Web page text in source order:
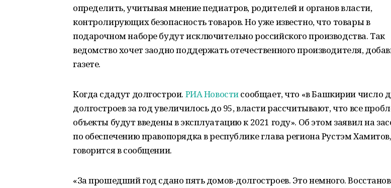
определить, учитывая мнение педиатров, родителей и органов власти,
контролирующих безопасность товаров. Но уже известно, что товары в
подарочном наборе будут исключительно российского производства. Так
ведомство хочет заодно поддержать отечественного производителя,
газете.
Когда сдадут долгострои. РИА Новостисообщает, что «в Башкирии число
долгостроев за год увеличилось до 95, власти рассчитывают, что все
объекты будут введены в эксплуатацию к 2021 году». Об этом заявил на
по обеспечению правопорядка в республике глава региона Рустэм Хамитов,
говорится в сообщении.
«За прошедший год сдано пять домов-долгостроев. Это немного.